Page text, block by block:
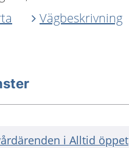
Vägbeskrivning
i Alltid öppet